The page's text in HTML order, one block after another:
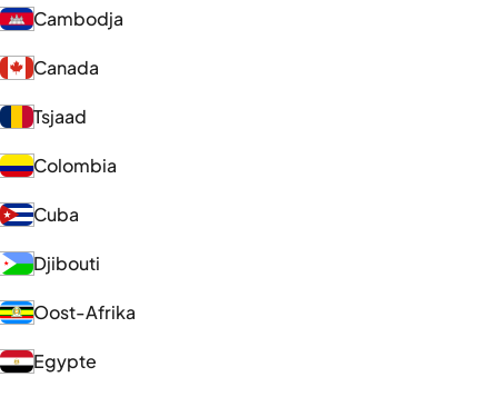
Cambodja
Canada
Tsjaad
Colombia
Cuba
Djibouti
Oost-Afrika
Egypte